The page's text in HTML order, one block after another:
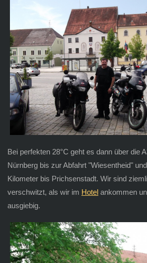
Bei perfekten 28°C geht es dann über die
Nürnberg bis zur Abfahrt "Wiesentheid"
Kilometer bis Prichsenstadt. Wir sind
verschwitzt, als wir im Hotelankommen
ausgiebig.